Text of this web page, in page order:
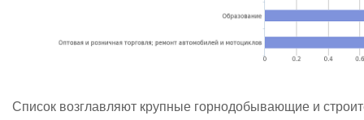
Список возглавляют крупные горнодобывающие и